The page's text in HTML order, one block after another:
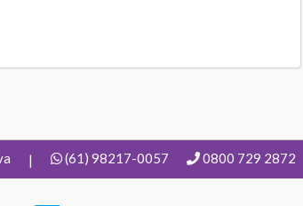
| (61) 98217-0057 0800 729 2872